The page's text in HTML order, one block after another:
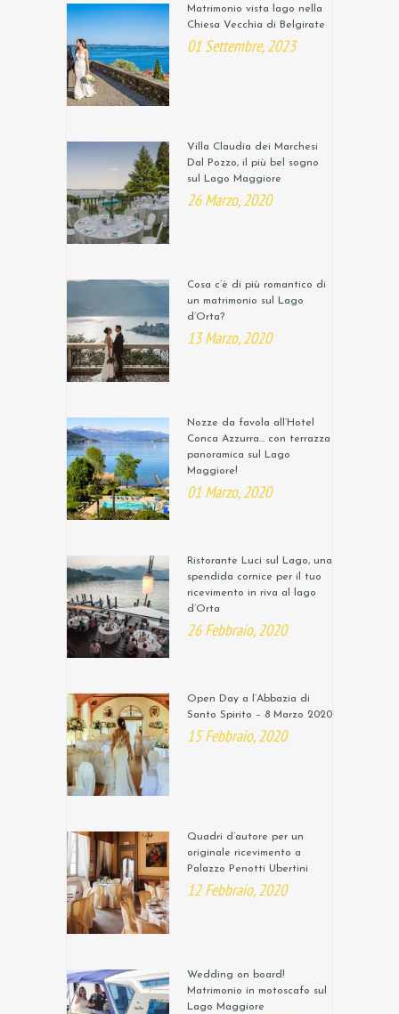
Matrimonio vista lago nella
Chiesa Vecchia di Belgirate
01 Settembre, 2023
Villa Claudia dei Marchesi
Dal Pozzo, il più bel sogno
sul Lago Maggiore
26 Marzo, 2020
Cosa c’è di più romantico di
un matrimonio sul Lago
d’Orta?
13 Marzo, 2020
Nozze da favola all’Hotel
Conca Azzurra… con terrazza
panoramica sul Lago
Maggiore!
01 Marzo, 2020
Ristorante Luci sul Lago, una
spendida cornice per il tuo
ricevimento in riva al lago
d’Orta
26 Febbraio, 2020
Open Day a l’Abbazia di
Santo Spirito – 8 Marzo 2020
15 Febbraio, 2020
Quadri d’autore per un
originale ricevimento a
Palazzo Penotti Ubertini
12 Febbraio, 2020
Wedding on board!
Matrimonio in motoscafo sul
Lago Maggiore